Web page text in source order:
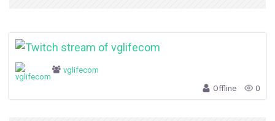
vglifecom
Offline 0